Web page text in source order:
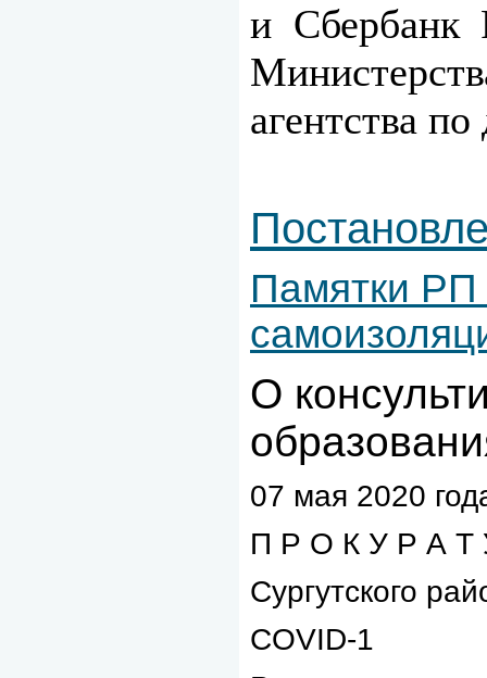
и Сбербанк
агентства
Памятки РП
О
07 мая 2020
П Р О К У Р А Т
Сургутского
COVID-1